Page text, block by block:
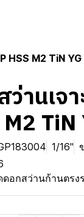
HSS M2 TiN YG
านเจ
TiN
1/16"
ดอกสว่านก้านตรง